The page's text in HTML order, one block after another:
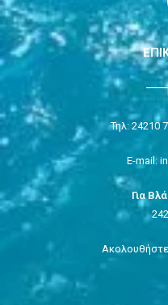
Τηλ: 24210
E-mail:
Για